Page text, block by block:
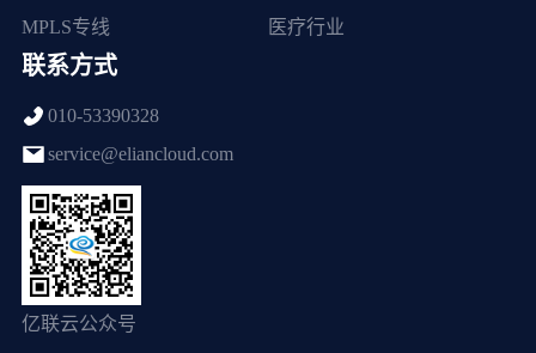
MPLS专线
医疗行业
联系方式
010-53390328
service@eliancloud.com
亿联云公众号